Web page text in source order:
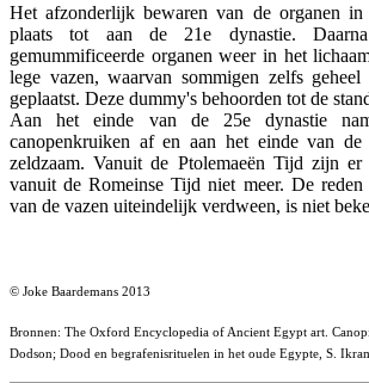
Het afzonderlijk bewaren van de organen in
plaats tot aan de 21e dynastie.
gemummificeerde organen weer in het
lege vazen, waarvan sommigen zelfs
geplaatst. Deze dummy's behoorden tot de
Aan het einde van de 25e dynastie
canopenkruiken af en aan het einde van
zeldzaam. Vanuit de Ptolemaeën Tijd zijn er
vanuit de Romeinse Tijd niet meer. De
van de vazen uiteindelijk verdween, is niet
© Joke Baardemans 2013
Bronnen: The Oxford Encyclopedia of Ancient Egypt art.
Dodson; Dood en begrafenisrituelen in het oude Egypte, S.